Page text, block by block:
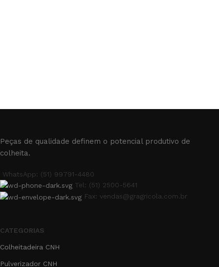
Peças de qualidade definem o potencial produtivo de
colheita.
WhatsApp: (51) 99791-4480
Tel: (51) 2500-5641
Fax: vendas@gragricola.com.br
CATEGORIAS
Colheitadeira CNH
Pulverizador CNH